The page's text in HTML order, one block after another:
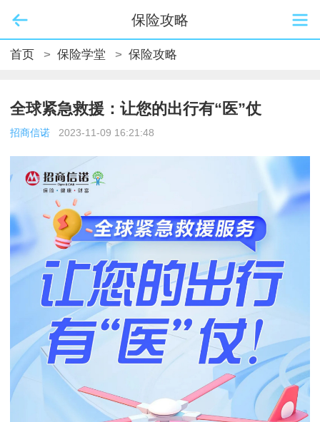
保险攻略
首页 > 保险学堂 > 保险攻略
全球紧急救援：让您的出行有“医”仗
招商信诺 2023-11-09 16:21:48